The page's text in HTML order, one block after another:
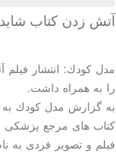
آتش زدن كتاب
مدل كودك: انتشار
را به همراه داشت.
به گزارش مدل كودك به
كتاب های مرجع
فیلم و تصویر فردی به